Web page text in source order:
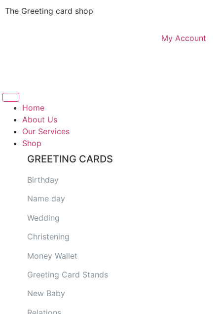
The Greeting card shop
My Account
Home
About Us
Our Services
Shop
GREETING CARDS
Birthday
Name day
Wedding
Christening
Money Wallet
Greeting Card Stands
New Baby